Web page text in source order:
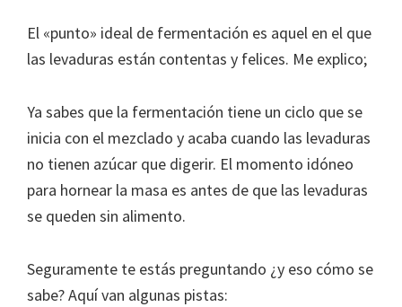
El «punto» ideal de fermentación es aquel en el que
las levaduras están contentas y felices. Me explico;
Ya sabes que la fermentación tiene un ciclo que se
inicia con el mezclado y acaba cuando las levaduras
no tienen azúcar que digerir. El momento idóneo
para hornear la masa es antes de que las levaduras
se queden sin alimento.
Seguramente te estás preguntando ¿y eso cómo se
sabe? Aquí van algunas pistas: